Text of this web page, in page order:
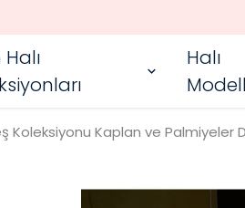
Halı
Koleksiyonu Kaplan ve Palmiyeler